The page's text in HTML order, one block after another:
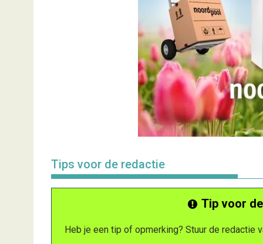
Tips voor de redactie
Tip voor
Heb je een tip of opmerking? Stuur de redactie